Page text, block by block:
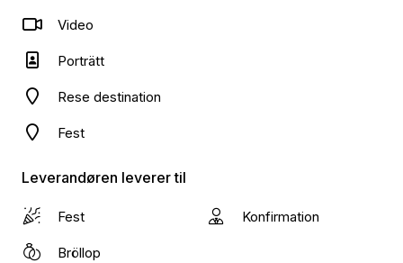
Video
Porträtt
Rese destination
Fest
Leverandøren leverer til
Fest Konfirmation
Bröllop